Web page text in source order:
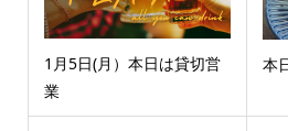
1月5日(月）本日は貸切営
業
本